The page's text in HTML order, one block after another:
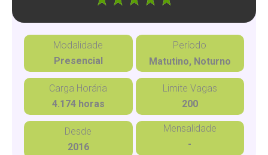
Modalidade
Presencial
Período
Matutino, Noturno
Carga Horária
4.174 horas
Limite Vagas
200
Desde
2016
Mensalidade
-